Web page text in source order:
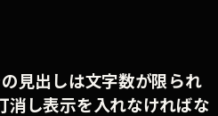
見出しは文字数が限られ
消し表示を入れなければな